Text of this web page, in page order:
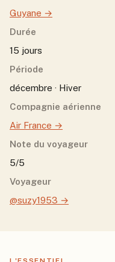
Guyane →
Durée
15 jours
Période
décembre · Hiver
Compagnie aérienne
Air France →
Note du voyageur
5/5
Voyageur
@suzy1953 →